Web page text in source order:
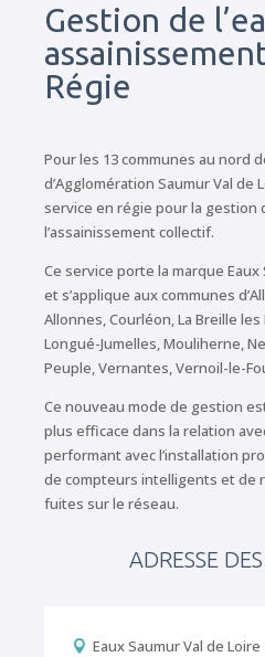
Gestion de
Régie
Pour les 13 communes au nord
d’Agglomération Saumur Val de
service en régie pour la gestion
l’assainissement collectif.
Ce service porte la marque Eaux
et s’applique aux communes
Allonnes, Courléon, La Breille les
Longué-Jumelles, Mouliherne,
Peuple, Vernantes, Vernoil-le-
Ce nouveau mode de gestion
plus efficace dans la relation
performant avec l’installation
de compteurs intelligents et de
fuites sur le réseau.
ADRESSE
 Eaux Saumur Val de Loire